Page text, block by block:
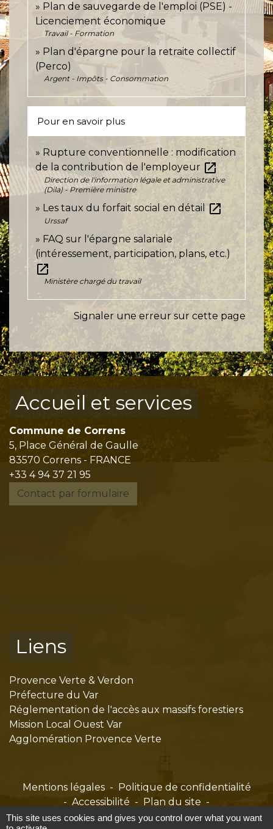
Plan de sauvegarde de l'emploi (PSE) -
Licenciement économique
Travail - Formation
Plan d'épargne pour la retraite collectif
(Perco)
Argent - Impôts - Consommation
Pour en savoir plus
Rupture conventionnelle : modification
de la contribution de l'employeur open_in_new
Direction de l'information légale et administrative
(Dila) - Première ministre
Les taux du forfait social en détailopen_in_new
Urssaf
FAQ sur l'épargne salariale
(intéressement, participation, plans, etc.)
open_in_new
Ministère chargé du travail
Signaler une erreur sur cette page
Accueil et services
Commune de Correns
5, Place Général de Gaulle
83570 Correns - FRANCE
+33 4 94 37 21 95
Contact par formulaire
Liens
Provence Verte & Verdon
Préfecture du Var
Réglementation de l'accès aux massifs forestiers
Mission Local Ouest Var
Agglomération Provence Verte
Mentions légales - Politique de confidentialité
- Accessibilité - Plan du site -
Gestion des cookies
This site uses cookies and gives you control over what you want